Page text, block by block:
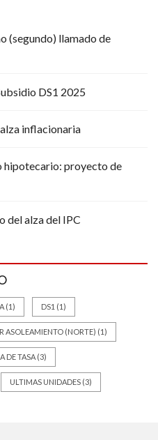
(segundo) llamado de
DS1 2025
inflacionaria
hipotecario: proyecto de
del alza del IPC
(1) DS1 (1)
ASOLEAMIENTO (NORTE) (1)
DE TASA (3)
ULTIMAS UNIDADES (3)